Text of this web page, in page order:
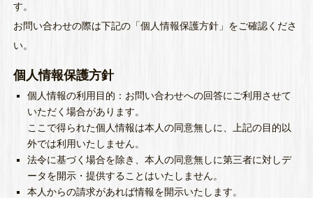
す。
お問い合わせの際は下記の「個人情報保護方針」をご確認くださ
い。
個人情報保護方針
個人情報の利用目的：お問い合わせへの回答にご利用させて
いただく場合があります。
ここで得られた個人情報は本人の同意無しに、上記の目的以
外では利用いたしません。
法令に基づく場合を除き、本人の同意無しに第三者に対しデ
ータを開示・提供することはいたしません。
本人からの請求があれば情報を開示いたします。